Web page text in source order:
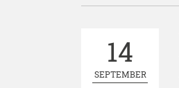
14
SEPTEMBER